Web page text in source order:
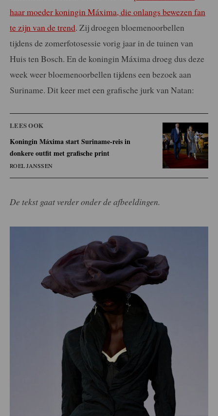
haar moeder koningin Máxima, die onlangs bewezen fan
te zijn van de trend. Zij droegen bloemenoorbellen
tijdens de zomerfotosessie vorig jaar in de tuinen van
Huis ten Bosch. En de koningin Máxima droeg dus deze
week weer bloemenoorbellen tijdens een bezoek aan
Suriname. Dit keer met een grafische jurk van Natan:
LEES OOK
Koningin Máxima start Suriname-reis in
donkere outfit met grafische print
ROEL JANSSEN
De tekst gaat verder onder de afbeeldingen.